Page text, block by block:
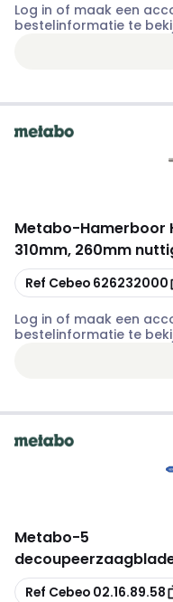
Log in of maak een
bestelinformatie te
Metabo-Hamerboor
310mm, 260mm
Kopiëren
Ref Cebeo 626232000
Log in of maak een
bestelinformatie te
Metabo-5
Kopiëren
Ref Cebeo 02.16.89.58